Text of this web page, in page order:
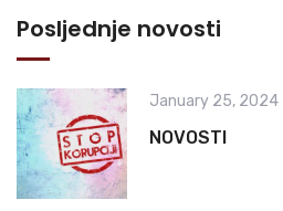
Posljednje novosti
January 25, 2024
NOVOSTI